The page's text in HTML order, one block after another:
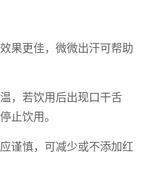
果更佳，微微出汗可帮助
，若饮用后出现口干舌
止饮用。
谨慎，可减少或不添加红